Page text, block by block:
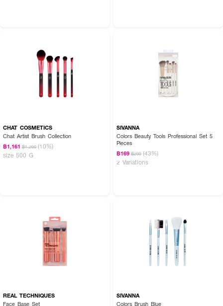
CHAT COSMETICS
Chat Artist Brush Collection
฿1,161 ฿1,290 (10%)
size 500 G
SIVANNA
Colors Beauty Tools Professional Set 5
Pieces
฿169 ฿299 (43%)
2 Variations
REAL TECHNIQUES
Face Base Set
SIVANNA
Colors Brush Blue